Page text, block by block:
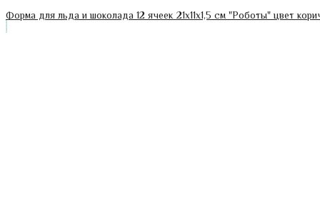
Форма для льда и шоколада 12 ячеек 21х11х1,5 см "Роботы" цвет